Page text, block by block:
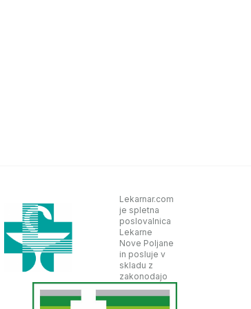
Lekarnar.com
je spletna
poslovalnica
Lekarne
Nove Poljane
in posluje v
skladu z
zakonodajo